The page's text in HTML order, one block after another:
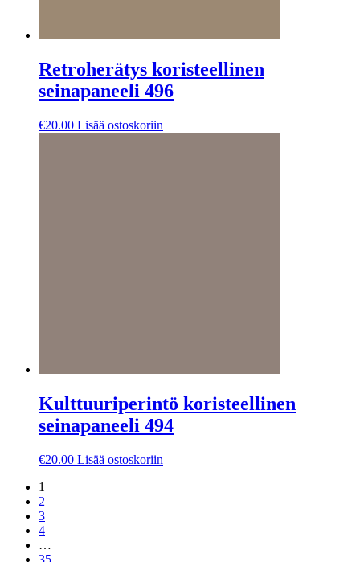
Retroherätys koristeellinen
seinapaneeli 496
€20.00 Lisää ostoskoriin
Kulttuuriperintö koristeellinen
seinapaneeli 494
€20.00 Lisää ostoskoriin
1
2
3
4
…
35